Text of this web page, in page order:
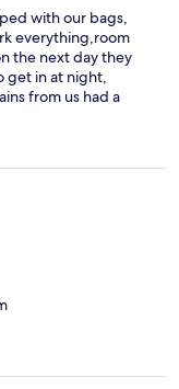
with our bags,
everything,room
the next day they
get in at night,
from us had a